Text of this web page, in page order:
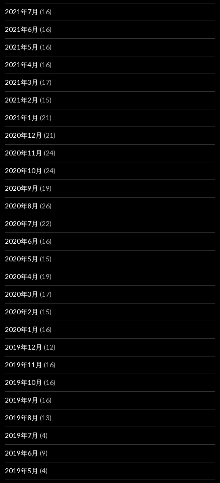
2021年7月 (16)
2021年6月 (16)
2021年5月 (16)
2021年4月 (16)
2021年3月 (17)
2021年2月 (15)
2021年1月 (21)
2020年12月 (21)
2020年11月 (24)
2020年10月 (24)
2020年9月 (19)
2020年8月 (26)
2020年7月 (22)
2020年6月 (16)
2020年5月 (15)
2020年4月 (19)
2020年3月 (17)
2020年2月 (15)
2020年1月 (16)
2019年12月 (12)
2019年11月 (16)
2019年10月 (16)
2019年9月 (16)
2019年8月 (13)
2019年7月 (4)
2019年6月 (9)
2019年5月 (4)